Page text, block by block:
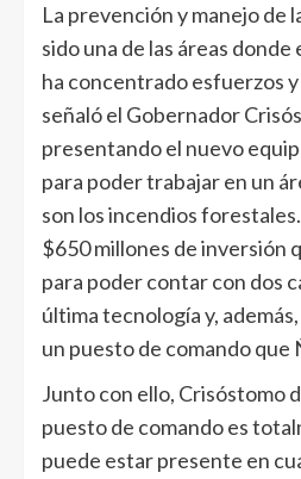
La prevención y manejo de
sido una de las áreas
ha concentrado esfuerzos
señaló el Gobernador
presentando el nuevo
para poder trabajar en un
son los incendios
$650 millones de inversión
para poder contar con dos
última tecnología y,
un puesto de comando que
Junto con ello, Crisóstomo
puesto de comando es
puede estar presente en